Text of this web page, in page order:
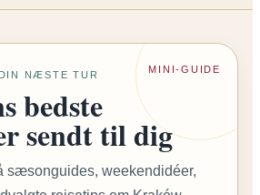
MINI-GUIDE
NÆSTE TUR
bedste
sendt til dig
sæsonguides, weekendidéer,